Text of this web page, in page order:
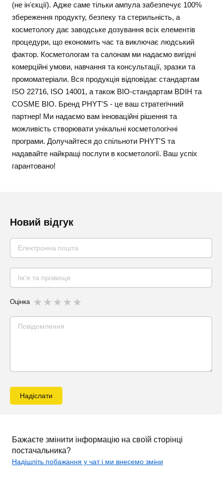
(не інʼєкції). Адже саме тільки ампула забезпечує 100%
збереження продукту, безпеку та стерильність, а
косметологу дає заводське дозування всіх елементів
процедури, що економить час та виключає людський
фактор. Косметологам та салонам ми надаємо вигідні
комерційні умови, навчання та консультації, зразки та
промоматеріали. Вся продукція відповідає стандартам
ISO 22716, ISO 14001, а також BIO-стандартам BDIH та
COSME BIO. Бренд PHYT'S - це ваш стратегічний
партнер! Ми надаємо вам інноваційні рішення та
можливість створювати унікальні косметологічні
програми. Долучайтеся до спільноти PHYT'S та
надавайте найкращі послуги в косметології. Ваш успіх
гарантовано!
Новий відгук
Оцінка
Надіслати
Бажаєте змінити інформацію на своїй сторінці
постачальника?
Надішліть побажання у чат і ми внесемо зміни